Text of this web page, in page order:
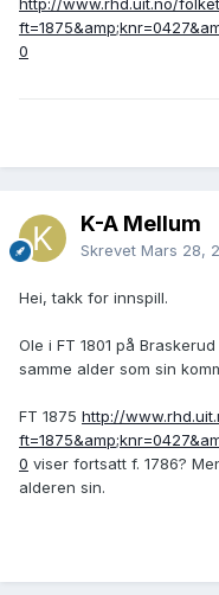
http://www.rhd.uit.no/
0
K-A Mellum
Skrevet Mars 28,
Hei, takk for innspill.
Ole i FT 1801 på
samme alder som sin
FT 1875 http://
0 viser fortsatt f. 1786?
alderen sin.